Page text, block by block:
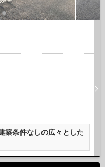
築条件なしの広々とした